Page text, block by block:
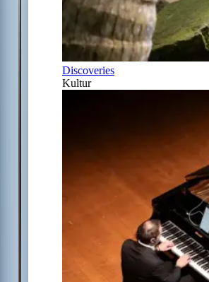
Discoveries
Kultur